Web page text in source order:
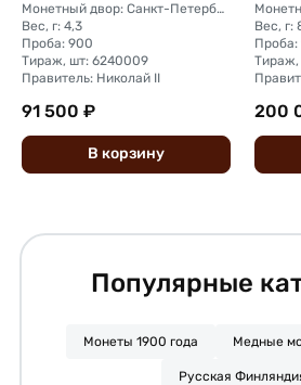
Монетный двор: Санкт-Петербургский монетный двор
Вес, г: 4,3
Проба: 900
Тираж, шт: 6240009
Правитель: Николай II
91 500 ₽
В корзину
Вес, г:
Проба:
Тираж,
200
Популярные
Монеты 1900 года Медные
Русская